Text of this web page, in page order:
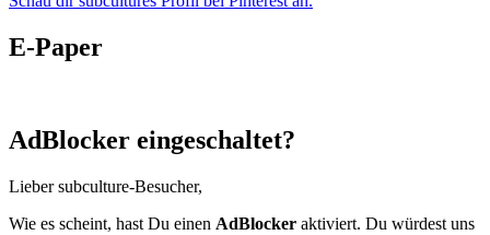
E-Paper
AdBlocker eingeschaltet?
Lieber subculture-Besucher,
Wie es scheint, hast Du einen AdBlocker aktiviert. Du würdest uns